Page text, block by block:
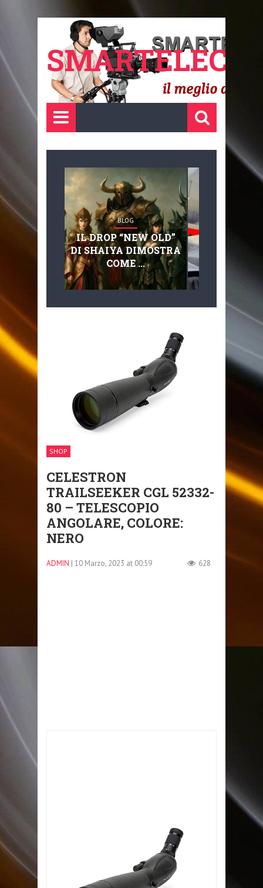
BLOG
IL DROP “NEW OLD”
DI SHAIYA DIMOSTRA
COME ...
SHOP
CELESTRON
TRAILSEEKER CGL 52332-
80 – TELESCOPIO
ANGOLARE, COLORE:
NERO
ADMIN | 10 Marzo, 2023 at 00:59 628